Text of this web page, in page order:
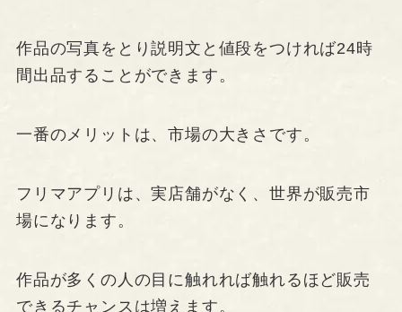
作品の写真をとり説明文と値段をつければ24時
間出品することができます。
一番のメリットは、市場の大きさです。
フリマアプリは、実店舗がなく、世界が販売市
場になります。
作品が多くの人の目に触れれば触れるほど販売
できるチャンスは増えます。